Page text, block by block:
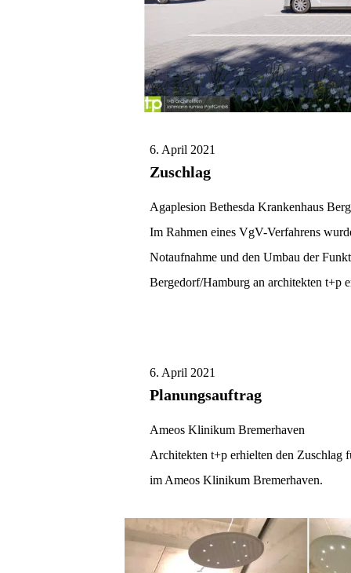
6. April 2021
Zuschlag
Agaplesion Bethesda Krankenhaus
Im Rahmen eines VgV-Verfahrens
Notaufnahme und den Umbau der
Bergedorf/Hamburg an architekten t+p
6. April 2021
Planungsauftrag
Ameos Klinikum Bremerhaven
Architekten t+p erhielten den Zuschlag
im Ameos Klinikum Bremerhaven.